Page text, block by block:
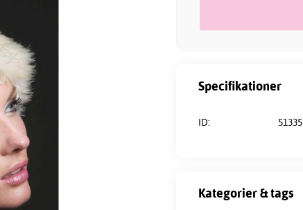
Specifikationer
ID: 51335
Kategorier & tags